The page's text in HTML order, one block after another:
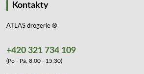
Kontakty
ATLAS drogerie ®
+420 321 734 109
(Po - Pá, 8:00 - 15:30)